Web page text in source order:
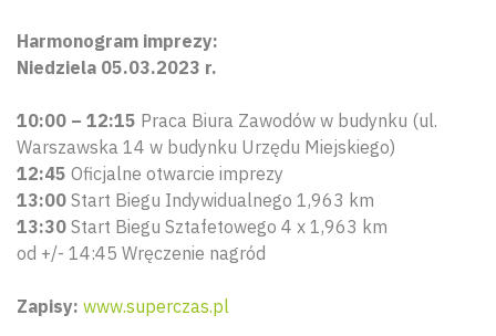
Harmonogram imprezy:
Niedziela 05.03.2023 r.
10:00 – 12:15 Praca Biura Zawodów w budynku (ul.
Warszawska 14 w budynku Urzędu Miejskiego)
12:45 Oficjalne otwarcie imprezy
13:00 Start Biegu Indywidualnego 1,963 km
13:30 Start Biegu Sztafetowego 4 x 1,963 km
od +/- 14:45 Wręczenie nagród
Zapisy: www.superczas.pl